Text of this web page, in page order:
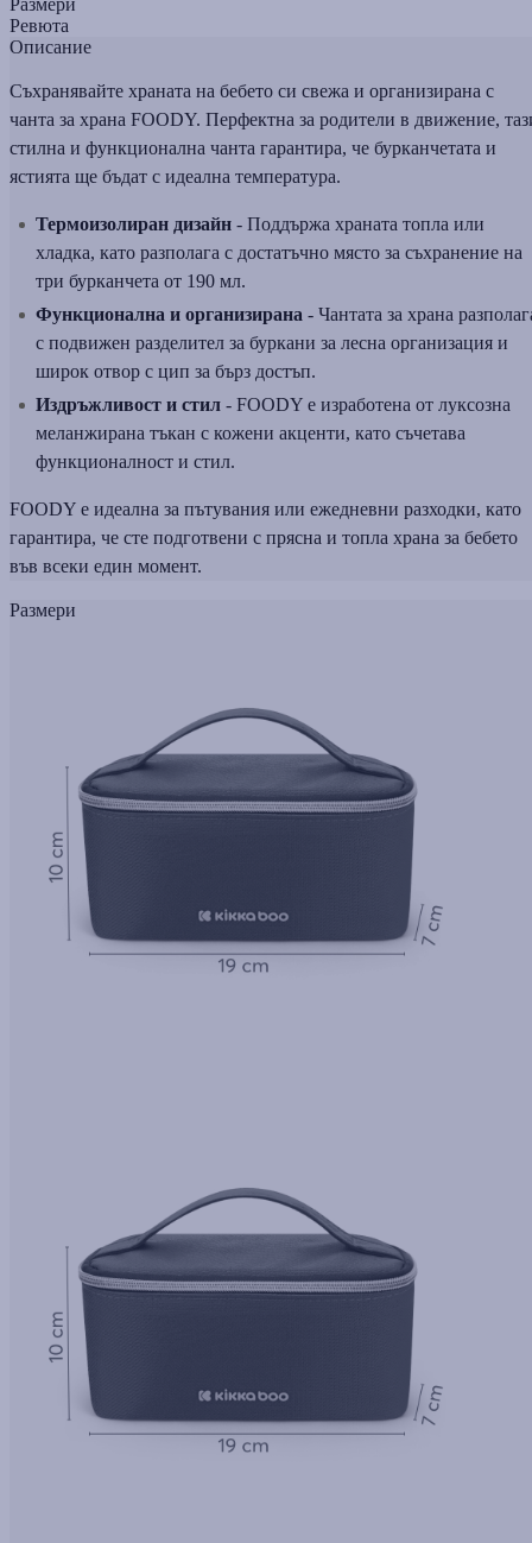
Ревюта
Описание
Съхранявайте храната на бебето си свежа и организирана с
чанта за храна FOODY. Перфектна за родители в движение,
стилна и функционална чанта гарантира, че бурканчетата и
ястията ще бъдат с идеална температура.
Термоизолиран дизайн - Поддържа храната топла или
хладка, като разполага с достатъчно място за съхранение на
три бурканчета от 190 мл.
Функционална и организирана - Чантата за храна
с подвижен разделител за буркани за лесна организация и
широк отвор с цип за бърз достъп.
Издръжливост и стил - FOODY е изработена от луксозна
меланжирана тъкан с кожени акценти, като съчетава
функционалност и стил.
FOODY е идеална за пътувания или ежедневни разходки, като
гарантира, че сте подготвени с прясна и топла храна за бебето
във всеки един момент.
Размери